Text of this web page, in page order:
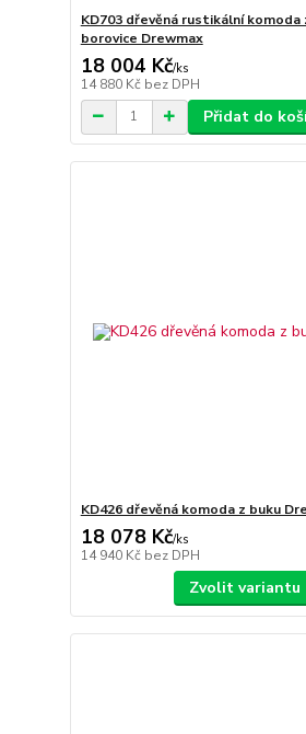
KD703 dřevěná rustikální komoda
borovice Drewmax
18 004 Kč/ks
14 880 Kč bez DPH
Přidat do
KD426 dřevěná komoda z buku
18 078 Kč/ks
14 940 Kč bez DPH
Zvolit variantu